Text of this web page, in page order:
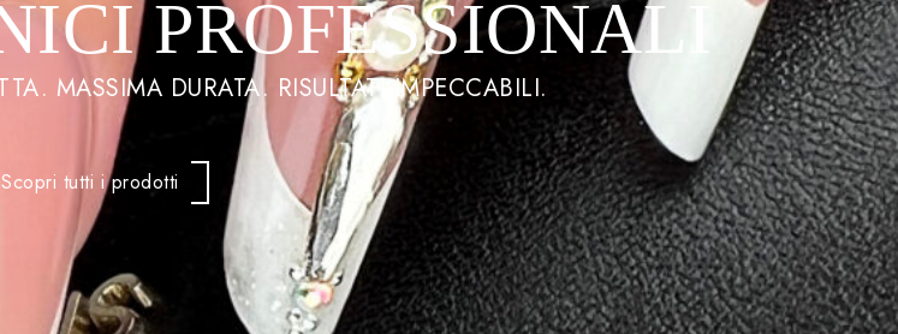
PROFESSIONALI
MASSIMA DURATA. RISULTATI IMPECCABILI.
Scopri tutti i prodotti